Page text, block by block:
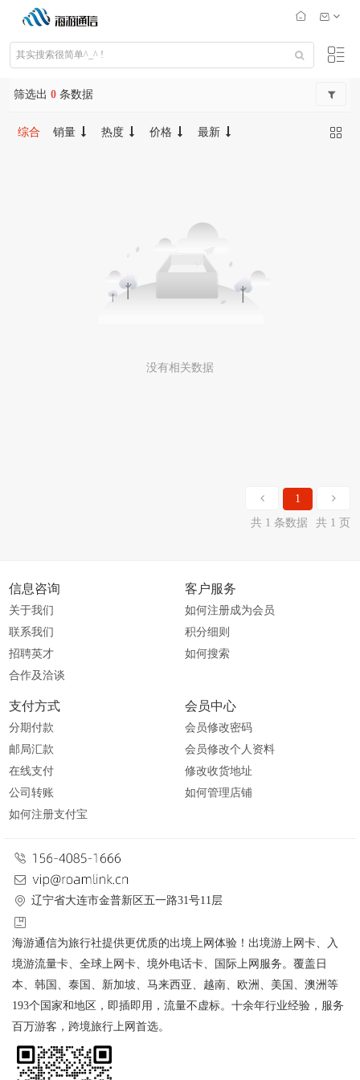
筛选出 0 条数据
综合 销量 热度 价格 最新
没有相关数据
1
共 1 条数据
共 1 页
信息咨询
关于我们
联系我们
招聘英才
合作及洽谈
客户服务
如何注册成为会员
积分细则
如何搜索
支付方式
分期付款
邮局汇款
在线支付
公司转账
如何注册支付宝
会员中心
会员修改密码
会员修改个人资料
修改收货地址
如何管理店铺
辽宁省大连市金普新区五一路31号11层
海游通信为旅行社提供更优质的出境上网体验！出境游上网卡、入
境游流量卡、全球上网卡、境外电话卡、国际上网服务。覆盖日
本、韩国、泰国、新加坡、马来西亚、越南、欧洲、美国、澳洲等
193个国家和地区，即插即用，流量不虚标。十余年行业经验，服务
百万游客，跨境旅行上网首选。